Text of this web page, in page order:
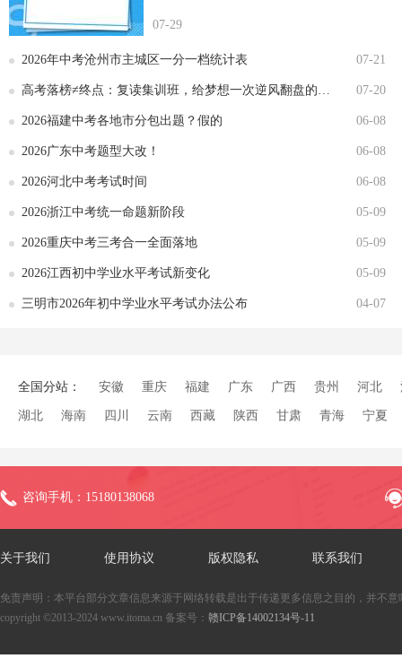
07-29
2026年中考沧州市主城区一分一档统计表 07-21
高考落榜≠终点：复读集训班，给梦想一次逆风翻盘的机会 07-20
2026福建中考各地市分包出题？假的 06-08
2026广东中考题型大改！ 06-08
2026河北中考考试时间 06-08
2026浙江中考统一命题新阶段 05-09
2026重庆中考三考合一全面落地 05-09
2026江西初中学业水平考试新变化 05-09
三明市2026年初中学业水平考试办法公布 04-07
全国分站： 安徽 重庆 福建 广东 广西 贵州 河北
湖北 海南 四川 云南 西藏 陕西 甘肃 青海 宁夏
咨询手机：15180138068
关于我们 使用协议 版权隐私 联系我们
免责声明：本平台部分文章信息来源于网络转载是出于传递更多信息之目的，并不
copyright ©2013-2024 www.itoma.cn 备案号： 赣ICP备14002134号-11